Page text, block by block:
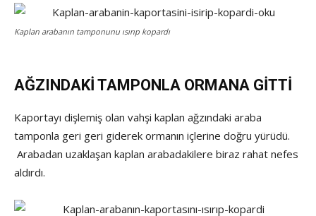
Kaplan arabanın tamponunu ısırıp kopardı
AĞZINDAKİ TAMPONLA ORMANA GİTTİ
Kaportayı dişlemiş olan vahşi kaplan ağzındaki araba
tamponla geri geri giderek ormanın içlerine doğru yürüdü.
Arabadan uzaklaşan kaplan arabadakilere biraz rahat nefes
aldırdı.